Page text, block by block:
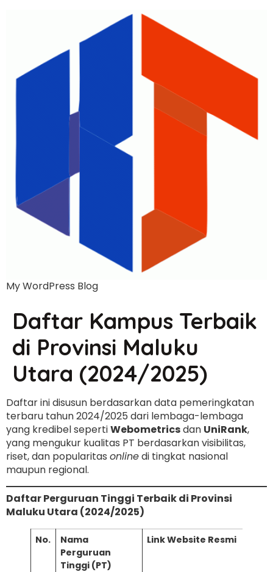
My WordPress Blog
Daftar Kampus Terbaik
di Provinsi Maluku
Utara (2024/2025)
Daftar ini disusun berdasarkan data pemeringkatan
terbaru tahun 2024/2025 dari lembaga-lembaga
yang kredibel sepertiWebometricsdan UniRank,
yang mengukur kualitas PT berdasarkan visibilitas,
riset, dan popularitas onlinedi tingkat nasional
maupun regional.
Daftar Perguruan Tinggi Terbaik di Provinsi
Maluku Utara (2024/2025)
No.
Nama
Perguruan
Tinggi (PT)
Link Website Resmi